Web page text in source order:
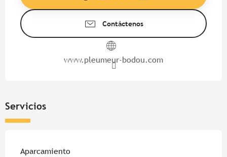
Contáctenos
www.pleumeur-bodou.com
Servicios
Aparcamiento